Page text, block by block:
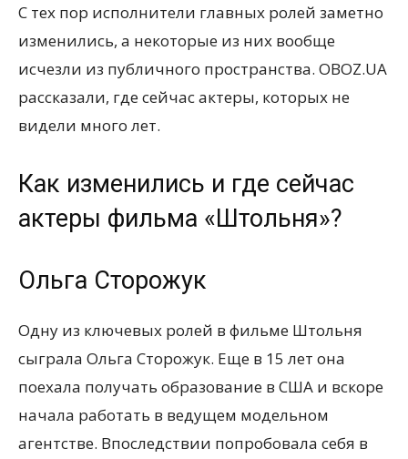
С тех пор исполнители главных ролей заметно
изменились, а некоторые из них вообще
исчезли из публичного пространства. OBOZ.UA
рассказали, где сейчас актеры, которых не
видели много лет.
Как изменились и где сейчас
актеры фильма «Штольня»?
Ольга Сторожук
Одну из ключевых ролей в фильме Штольня
сыграла Ольга Сторожук. Еще в 15 лет она
поехала получать образование в США и вскоре
начала работать в ведущем модельном
агентстве. Впоследствии попробовала себя в